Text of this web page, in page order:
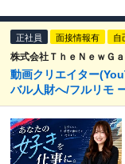
正社員 面接情報有 自
株式会社ＴｈｅＮｅｗＧ
動画クリエイター
バル人財へ/フルリモ